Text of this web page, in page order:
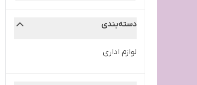
دسته‌بندی
لوازم اداری